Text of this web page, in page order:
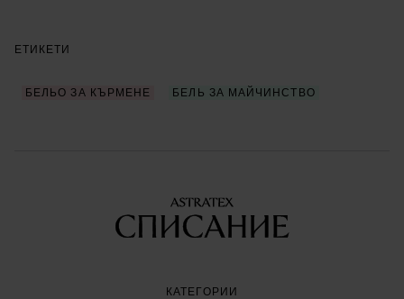
ЕТИКЕТИ
БЕЛЬО ЗА КЪРМЕНЕ БЕЛЬ ЗА МАЙЧИНСТВО
КАТЕГОРИИ